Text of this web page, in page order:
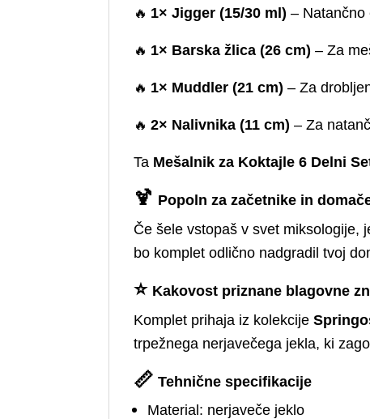
🔥 1× Jigger (15/30 ml) – Natančno
🔥 1× Barska žlica (26 cm) – Za
🔥 1× Muddler (21 cm) – Za
🔥2× Nalivnika (11 cm) – Za
Ta Mešalnik za Koktajle 6 Delni
🍹 Popoln za začetnike in
Če šele vstopaš v svet miksologije,
bo komplet odlično nadgradil tvoj
⭐ Kakovost priznane blagovne
Komplet prihaja iz kolekcije
trpežnega nerjavečega jekla, ki
📏Tehnične specifikacije
Material: nerjaveče jeklo